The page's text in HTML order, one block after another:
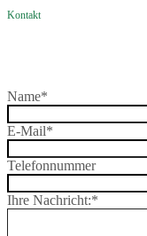
Kontakt
Name*
E-Mail*
Telefonnummer
Ihre Nachricht:*